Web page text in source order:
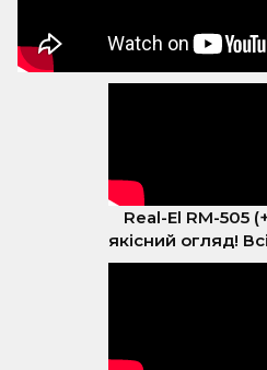
Real-El RM-505
якісний огляд!